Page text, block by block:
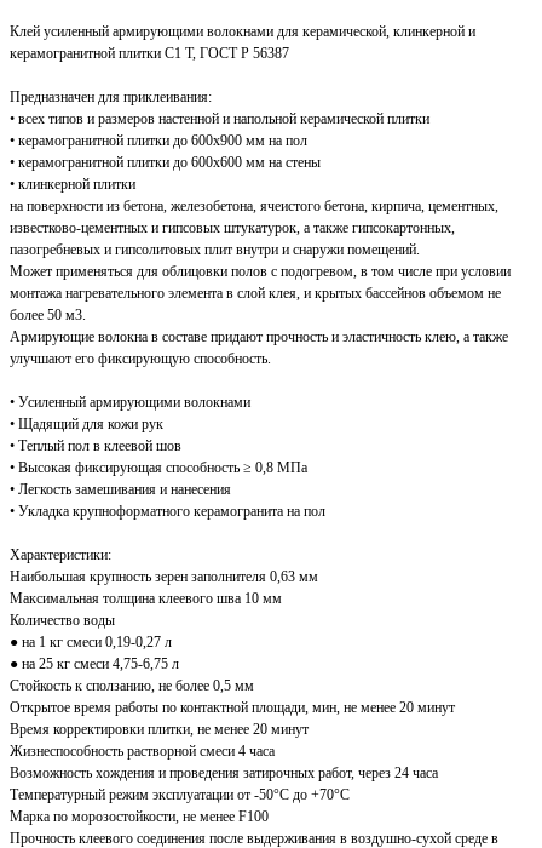
Клей усиленный армирующими волокнами для керамической, клинкерной и
керамогранитной плитки С1 Т, ГОСТ Р 56387
Предназначен для приклеивания:
• всех типов и размеров настенной и напольной керамической плитки
• керамогранитной плитки до 600х900 мм на пол
• керамогранитной плитки до 600х600 мм на стены
• клинкерной плитки
на поверхности из бетона, железобетона, ячеистого бетона, кирпича, цементных,
известково-цементных и гипсовых штукатурок, а также гипсокартонных,
пазогребневых и гипсолитовых плит внутри и снаружи помещений.
Может применяться для облицовки полов с подогревом, в том числе при условии
монтажа нагревательного элемента в слой клея, и крытых бассейнов объемом не
более 50 м3.
Армирующие волокна в составе придают прочность и эластичность клею, а также
улучшают его фиксирующую способность.
• Усиленный армирующими волокнами
• Щадящий для кожи рук
• Теплый пол в клеевой шов
• Высокая фиксирующая способность ≥ 0,8 МПа
• Легкость замешивания и нанесения
• Укладка крупноформатного керамогранита на пол
Характеристики:
Наибольшая крупность зерен заполнителя 0,63 мм
Максимальная толщина клеевого шва 10 мм
Количество воды
● на 1 кг смеси 0,19-0,27 л
● на 25 кг смеси 4,75-6,75 л
Стойкость к сползанию, не более 0,5 мм
Открытое время работы по контактной площади, мин, не менее 20 минут
Время корректировки плитки, не менее 20 минут
Жизнеспособность растворной смеси 4 часа
Возможность хождения и проведения затирочных работ, через 24 часа
Температурный режим эксплуатации от -50°С до +70°С
Марка по морозостойкости, не менее F100
Прочность клеевого соединения после выдерживания в воздушно-сухой среде в